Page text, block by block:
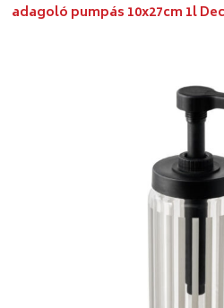
adagoló pumpás 10x27cm 1l